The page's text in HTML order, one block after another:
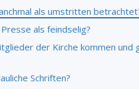
als umstritten
als feindselig?
der Kirche kommen und
Schriften?